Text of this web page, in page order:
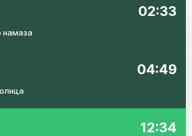
02:33
намаза
04:49
12:34